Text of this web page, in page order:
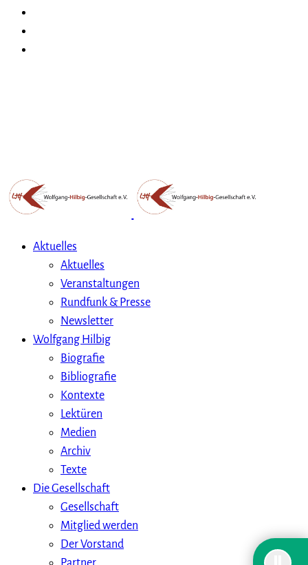
Aktuelles
Aktuelles
Veranstaltungen
Rundfunk & Presse
Newsletter
Wolfgang Hilbig
Biografie
Bibliografie
Kontexte
Lektüren
Medien
Archiv
Texte
Die Gesellschaft
Gesellschaft
Mitglied werden
Der Vorstand